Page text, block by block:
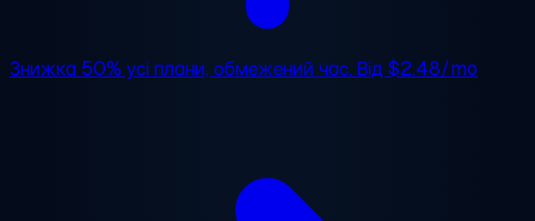
Знижка 50% усі плани, обмежений час. Від$2.48/mo